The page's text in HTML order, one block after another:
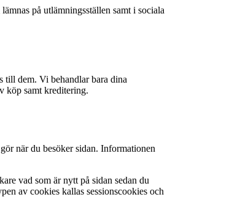
på utlämningsställen samt i sociala
till dem. Vi behandlar bara dina
köp samt kreditering.
när du besöker sidan. Informationen
vad som är nytt på sidan sedan du
av cookies kallas sessionscookies och